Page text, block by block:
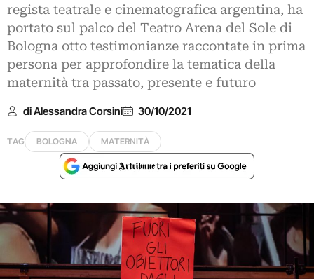
regista teatrale e cinematografica argentina, ha
portato sul palco del Teatro Arena del Sole di
Bologna otto testimonianze raccontate in prima
persona per approfondire la tematica della
maternità tra passato, presente e futuro
di Alessandra Corsini 30/10/2021
TAG BOLOGNA MATERNITÀ